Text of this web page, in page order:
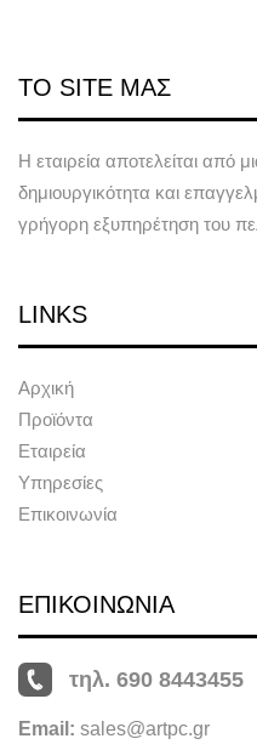
ΤΟ SITE ΜΑΣ
Η εταιρεία αποτελείται
δημιουργικότητα και
γρήγορη εξυπηρέτηση του
LINKS
Αρχική
Προϊόντα
Εταιρεία
Υπηρεσίες
Επικοινωνία
ΕΠΙΚΟΙΝΩΝΙΑ
τηλ. 690 8443455
Email: sales@artpc.gr